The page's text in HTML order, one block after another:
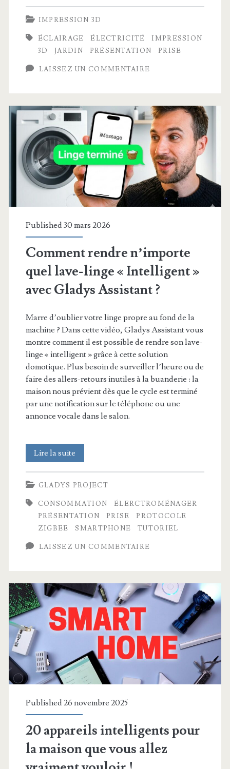
payer
185€
?
bornes
de
jardin
!
IMPRESSION 3D
ÉCLAIRAGE ÉLECTRICITÉ
IMPRESSION
3D
JARDIN PRÉSENTATION PRISE
LAISSEZ UN COMMENTAIRE
Published 30 mars 2026
Comment rendre n’importe
quel lave-linge « Intelligent »
avec Gladys Assistant ?
Marre d’oublier votre linge propre au fond de la
machine ? Dans cette vidéo, Gladys Assistant vous
montre comment il est possible de rendre son lave-
linge « intelligent » grâce à cette solution
domotique. Plus besoin de surveiller l’heure ou de
faire des allers-retours inutiles à la buanderie : la
maison nous prévient dès que le cycle est terminé
par une notification sur le téléphone ou une
annonce vocale dans le salon.
Lire la suite
rendre
n’importe
quel
lave-
linge
avec
Gladys
Assistant
GLADYS PROJECT
CONSOMMATION
ÉLERCTROMÉNAGER
PRÉSENTATION
PRISE
PROTOCOLE
ZIGBEE
SMARTPHONE TUTORIEL
LAISSEZ UN COMMENTAIRE
Published 26 novembre 2025
20 appareils intelligents pour
la maison que vous allez